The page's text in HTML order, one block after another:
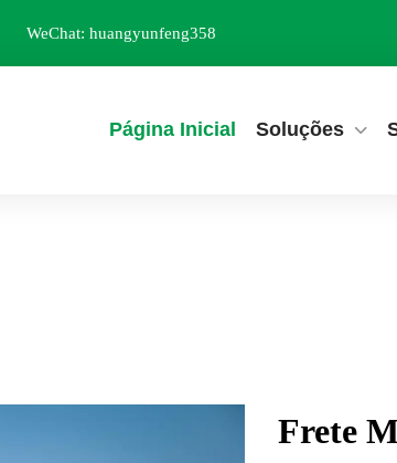
WeChat: huangyunfeng358
Página Inicial Soluções
Frete